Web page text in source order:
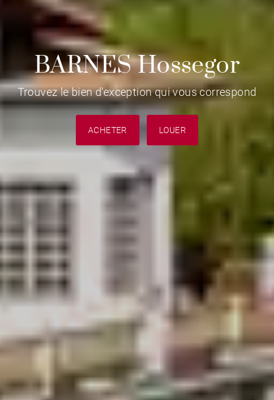
BARNES Hossegor
Trouvez le bien d'exception qui vous correspond
ACHETER LOUER